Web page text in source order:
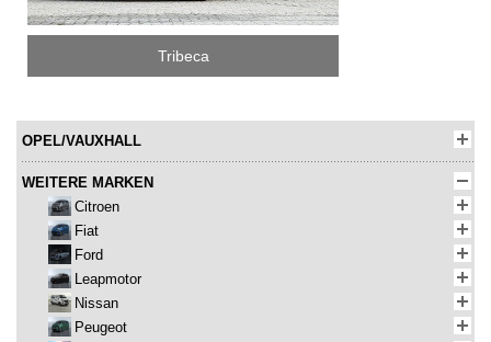
Tribeca
OPEL/VAUXHALL
WEITERE MARKEN
Citroen
Fiat
Ford
Leapmotor
Nissan
Peugeot